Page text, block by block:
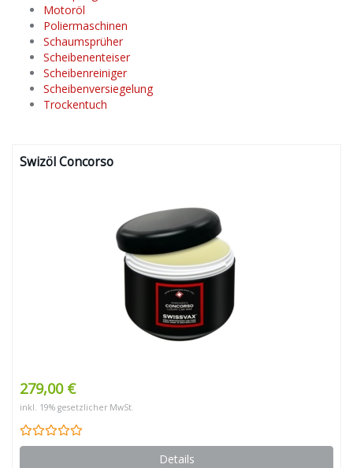
Motoröl
Poliermaschinen
Schaumsprüher
Scheibenenteiser
Scheibenreiniger
Scheibenversiegelung
Trockentuch
Swizöl Concorso
279,00 €
inkl. 19% gesetzlicher MwSt.
Details